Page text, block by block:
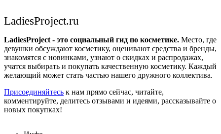
LadiesProject.ru
LadiesProject - это социальный гид по косметике. Место, где
девушки обсуждают косметику, оценивают средства и бренды,
знакомятся с новинками, узнают о скидках и распродажах,
учатся выбирать и покупать качественную косметику. Каждый
желающий может стать частью нашего дружного коллектива.
Присоединяйтесь к нам прямо сейчас, читайте,
комментируйте, делитесь отзывами и идеями, рассказывайте о
новых покупках!